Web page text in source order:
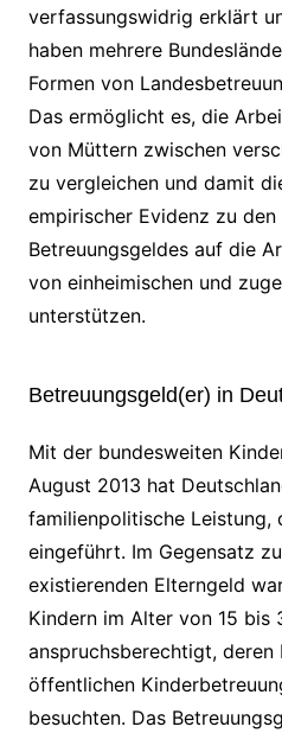
verfassungswidrig erklärt
haben mehrere
Formen von
Das ermöglicht es, die
von Müttern zwischen
zu vergleichen und damit
empirischer Evidenz zu den
Betreuungsgeldes auf die
von einheimischen und
unterstützen.
Betreuungsgeld(er) in
Mit der bundesweiten
August 2013 hat
familienpolitische Leistung,
eingeführt. Im Gegensatz
existierenden Elterngeld
Kindern im Alter von 15 bis
anspruchsberechtigt, deren
öffentlichen
besuchten. Das